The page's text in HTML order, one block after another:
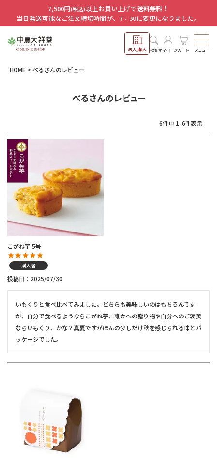
7,500円(税込)以上お買い上げで送料無料！
当日発送可能なご注文締切時間が、7：30に変更になりました。
法人購入 検索マイページカート メニュー
HOME べるさんのレビュー
べるさんのレビュー
6件中 1-6件表示
こがね芋 5号
購入者
投稿日 2025/07/30
いもくりと食べ比べてみました。どちらも美味しいのはもちろんです
が、自分で食べるようならこがね芋、誰かへの贈り物や自分へのご褒美
ならいもくり、かな？真夏ですがほんの少しだけ秋を感じられる味とパ
ッケージでした。